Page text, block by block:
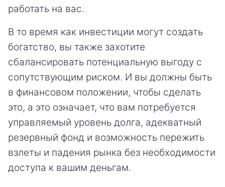
работать на вас.
В то время как инвестиции могут создать
богатство, вы также захотите
сбалансировать потенциальную выгоду с
сопутствующим риском. И вы должны быть
в финансовом положении, чтобы сделать
это, а это означает, что вам потребуется
управляемый уровень долга, адекватный
резервный фонд и возможность пережить
взлеты и падения рынка без необходимости
доступа к вашим деньгам.